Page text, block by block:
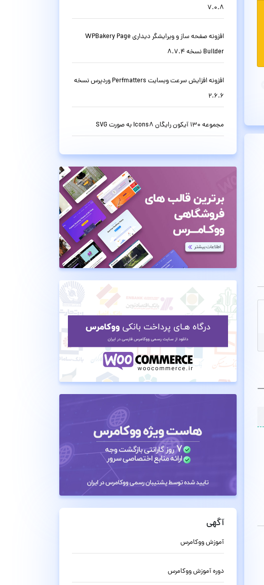
7.0.8
افزونه صفحه ساز و ویرایشگر دیداری WPBakery Page
Builder نسخه 8.7.4
افزونه افزایش سرعت وبسایت Perfmatters وردپرس نسخه
2.6.6
مجموعه 130 آیکون رایگان Icons8 به صورت SVG
آگهی
آموزش ووکامرس
دوره آموزش ووکامرس